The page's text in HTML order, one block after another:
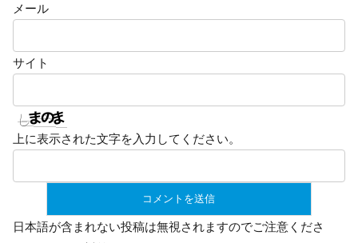
メール
サイト
上に表示された文字を入力してください。
日本語が含まれない投稿は無視されますのでご注意くださ